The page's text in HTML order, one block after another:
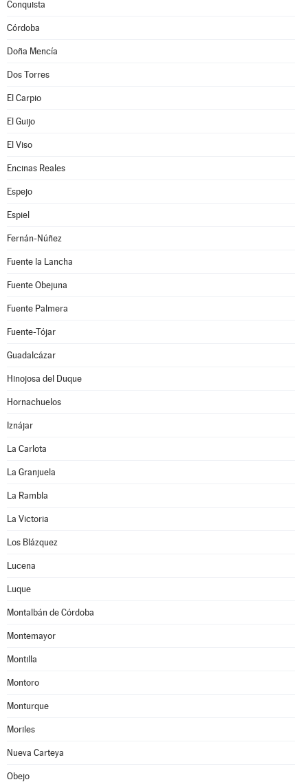
Conquista
Córdoba
Doña Mencía
Dos Torres
El Carpio
El Guijo
El Viso
Encinas Reales
Espejo
Espiel
Fernán-Núñez
Fuente la Lancha
Fuente Obejuna
Fuente Palmera
Fuente-Tójar
Guadalcázar
Hinojosa del Duque
Hornachuelos
Iznájar
La Carlota
La Granjuela
La Rambla
La Victoria
Los Blázquez
Lucena
Luque
Montalbán de Córdoba
Montemayor
Montilla
Montoro
Monturque
Moriles
Nueva Carteya
Obejo